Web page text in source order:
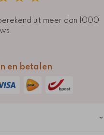
uit meer dan 1000
en betalen